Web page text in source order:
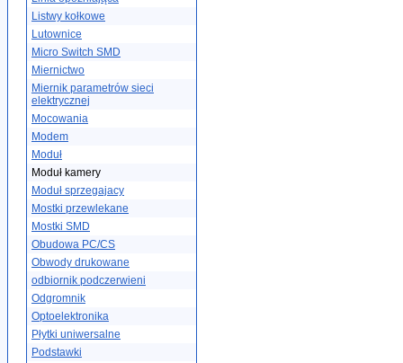
Listwy kołkowe
Lutownice
Micro Switch SMD
Miernictwo
Miernik parametrów sieci
elektrycznej
Mocowania
Modem
Moduł
Moduł kamery
Moduł sprzegajacy
Mostki przewlekane
Mostki SMD
Obudowa PC/CS
Obwody drukowane
odbiornik podczerwieni
Odgromnik
Optoelektronika
Płytki uniwersalne
Podstawki